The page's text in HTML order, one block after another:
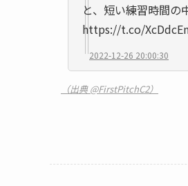
と、短い練習時間
https://t.co/
2022-12-26 20:00:30
（出典 @FirstPitchC2）